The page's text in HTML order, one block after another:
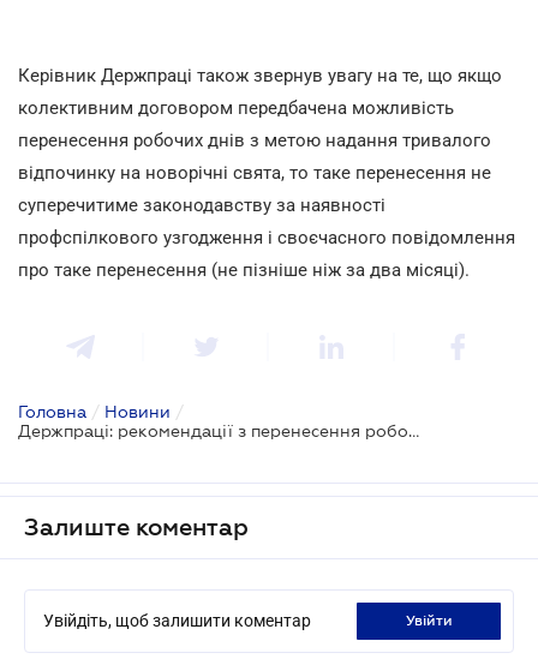
Керівник Держпраці також звернув увагу на те, що якщо
колективним договором передбачена можливість
перенесення робочих днів з метою надання тривалого
відпочинку на новорічні свята, то таке перенесення не
суперечитиме законодавству за наявності
профспілкового узгодження і своєчасного повідомлення
про таке перенесення (не пізніше ніж за два місяці).
Головна / Новини /
Держпраці: рекомендації з перенесення робочих днів приватниками виконуються на власний розсуд
Залиште коментар
Увійдіть, щоб залишити коментар увійти